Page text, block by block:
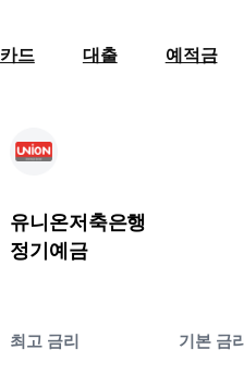
카드 대출 예적금
유니온저축은행
정기예금
최고 금리 기본 금